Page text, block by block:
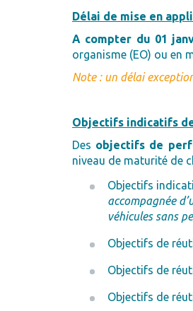
Délai de mise en
A compter du 01
organisme (EO) ou en
Note : un délai
Objectifs indicatifs
Des objectifs de
niveau de maturité de
Objectifs
accompagnée
véhicules sans
Objectifs de
Objectifs de
Objectifs de